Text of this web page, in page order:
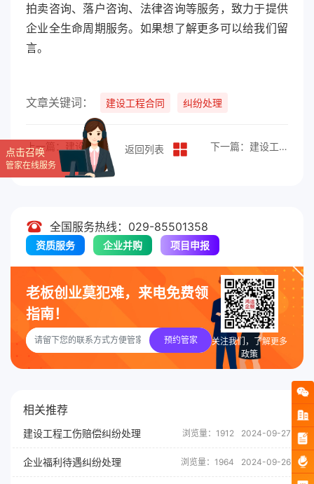
拍卖咨询、落户咨询、法律咨询等服务，致力于提供
企业全生命周期服务。如果想了解更多可以给我们留
言。
文章关键词： 建设工程合同 纠纷处理
上一篇：建设工程安全生产纠纷的解决途径 返回列表 下一篇：建设工程质量纠纷的成因
全国服务热线：029-85501358
资质服务 企业并购 项目申报
老板创业莫犯难，来电免费领
指南！
预约管家
关注我们，了解更多
政策
相关推荐
建设工程工伤赔偿纠纷处理 浏览量：1912 2024-09-27
企业福利待遇纠纷处理 浏览量：1964 2024-09-26
点击召唤
管家在线服务